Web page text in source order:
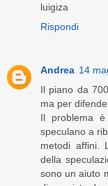
luigiza
Rispondi
Andrea 14
Il piano da
ma per
Il problema
speculano a
metodi affini.
della
sono un aiuto